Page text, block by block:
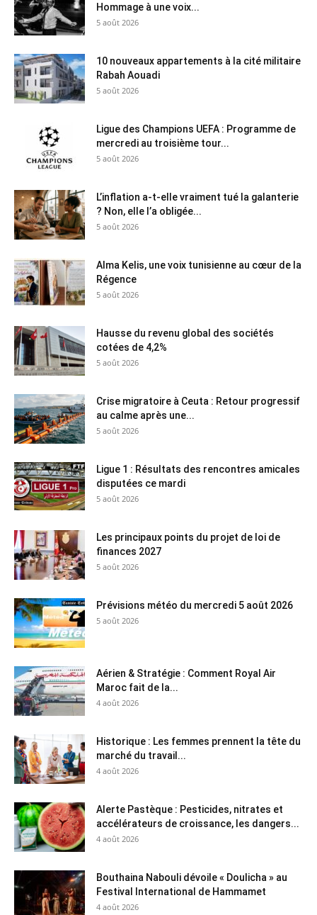
Hommage à une voix...
5 août 2026
10 nouveaux appartements à la cité militaire
Rabah Aouadi
5 août 2026
Ligue des Champions UEFA : Programme de
mercredi au troisième tour...
5 août 2026
L’inflation a-t-elle vraiment tué la galanterie
? Non, elle l’a obligée...
5 août 2026
Alma Kelis, une voix tunisienne au cœur de la
Régence
5 août 2026
Hausse du revenu global des sociétés
cotées de 4,2%
5 août 2026
Crise migratoire à Ceuta : Retour progressif
au calme après une...
5 août 2026
Ligue 1 : Résultats des rencontres amicales
disputées ce mardi
5 août 2026
Les principaux points du projet de loi de
finances 2027
5 août 2026
Prévisions météo du mercredi 5 août 2026
5 août 2026
Aérien & Stratégie : Comment Royal Air
Maroc fait de la...
4 août 2026
Historique : Les femmes prennent la tête du
marché du travail...
4 août 2026
Alerte Pastèque : Pesticides, nitrates et
accélérateurs de croissance, les dangers...
4 août 2026
Bouthaina Nabouli dévoile « Doulicha » au
Festival International de Hammamet
4 août 2026